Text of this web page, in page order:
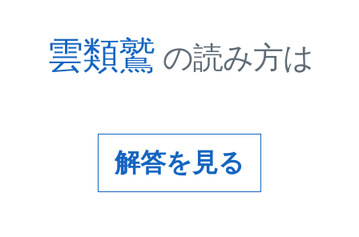
雲類鷲 の読み方は
解答を見る